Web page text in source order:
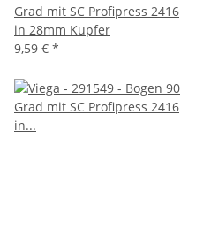
Grad mit SC Profipress 2416
in 28mm Kupfer
9,59 € *